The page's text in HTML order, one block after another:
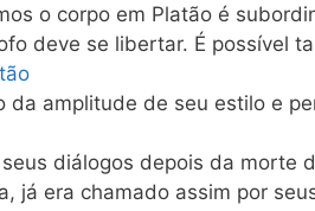
o corpo em Platão é
deve se libertar. É possível
da amplitude de seu estilo e
diálogos depois da morte
já era chamado assim por